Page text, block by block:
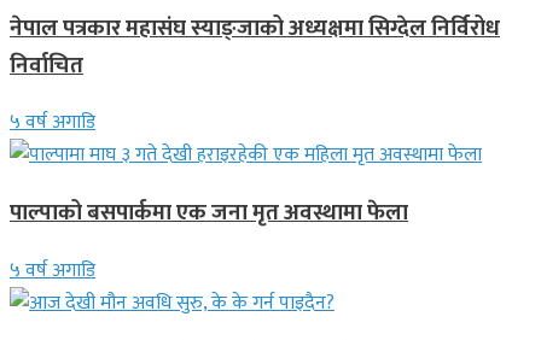
नेपाल पत्रकार महासंघ स्याङ्जाको अध्यक्षमा सिग्देल निर्विरोध
निर्वाचित
५ वर्ष अगाडि
पाल्पाको बसपार्कमा एक जना मृत अवस्थामा फेला
५ वर्ष अगाडि